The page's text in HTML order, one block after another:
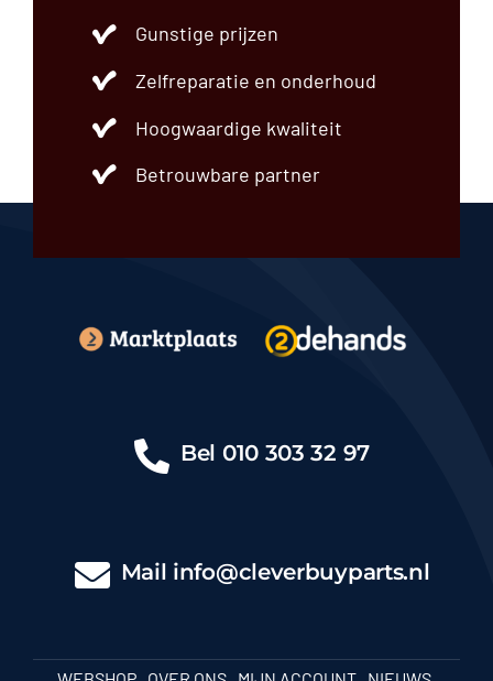
Gunstige prijzen
Zelfreparatie en onderhoud
Hoogwaardige kwaliteit
Betrouwbare partner
Bel 010 303 32 97
Mail info@cleverbuyparts.nl